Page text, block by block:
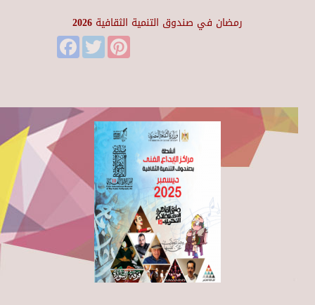
رمضان في صندوق التنمية الثقافية 2026
FacebookTwitter